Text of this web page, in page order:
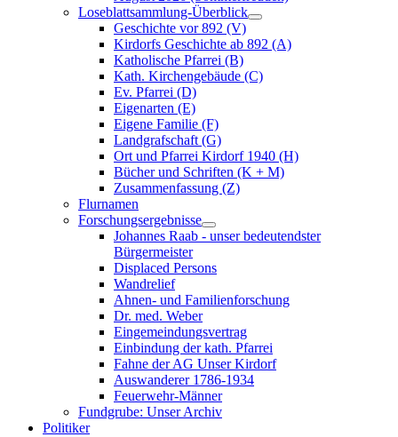
Loseblattsammlung-Überblick
Geschichte vor 892 (V)
Kirdorfs Geschichte ab 892 (A)
Katholische Pfarrei (B)
Kath. Kirchengebäude (C)
Ev. Pfarrei (D)
Eigenarten (E)
Eigene Familie (F)
Landgrafschaft (G)
Ort und Pfarrei Kirdorf 1940 (H)
Bücher und Schriften (K + M)
Zusammenfassung (Z)
Flurnamen
Forschungsergebnisse
Johannes Raab - unser bedeutendster
Bürgermeister
Displaced Persons
Wandrelief
Ahnen- und Familienforschung
Dr. med. Weber
Eingemeindungsvertrag
Einbindung der kath. Pfarrei
Fahne der AG Unser Kirdorf
Auswanderer 1786-1934
Feuerwehr-Männer
Fundgrube: Unser Archiv
Politiker